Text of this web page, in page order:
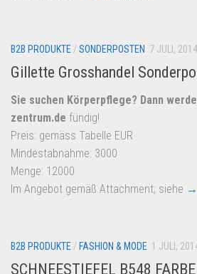
B2B PRODUKTE /SONDERPOSTEN 7 JULI, 2014
Gillette Grosshandel
Sie suchen Körperpflege? Dann
zentrum.de fündig!
Preis: gemäss Tabelle EUR
Mindestabnahme: 3000
Menge: 12000
Im Angebot gemäß Attachment; siehe →
B2B PRODUKTE/ FASHION & MODE 1 JULI,
SCHNEESTIEFEL B548